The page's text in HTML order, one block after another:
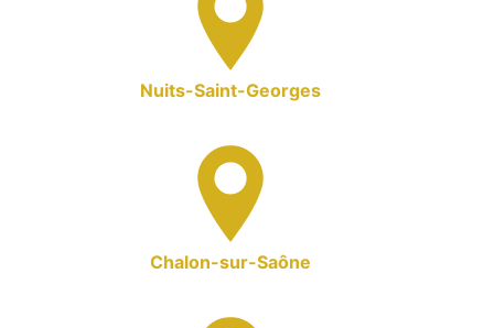
Nuits-Saint-Georges
Chalon-sur-Saône